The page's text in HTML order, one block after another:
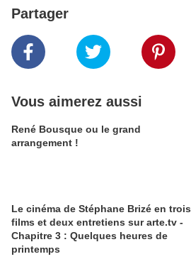
Partager
Vous aimerez aussi
René Bousque ou le grand
arrangement !
Le cinéma de Stéphane Brizé en trois
films et deux entretiens sur arte.tv -
Chapitre 3 : Quelques heures de
printemps